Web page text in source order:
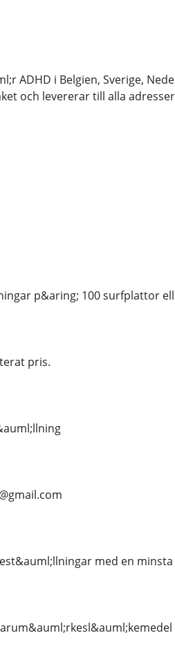
ADHD i Belgien, Sverige,
och levererar till alla
p&aring; 100 surfplattor
pris.
med en